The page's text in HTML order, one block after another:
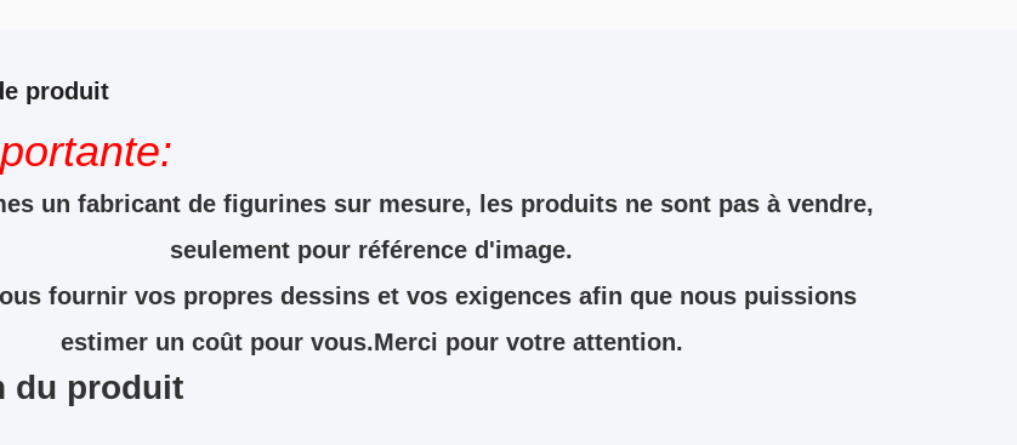
produit
un fabricant de figurines sur mesure, les produits ne sont pas à vendre,
seulement pour référence d'image.
fournir vos propres dessins et vos exigences afin que nous puissions
estimer un coût pour vous.Merci pour votre attention.
du produit